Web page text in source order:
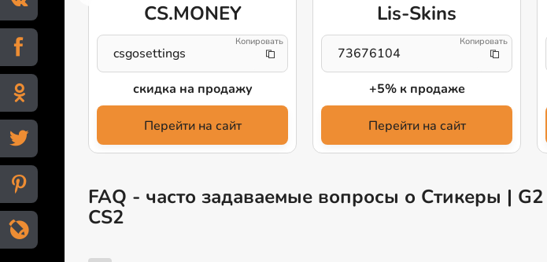
CS.MONEY
csgosettings
скидка на продажу
Перейти на сайт
Lis-Skins
73676104
+5% к продаже
Перейти на сайт
FAQ - часто задаваемые вопросы о Стикеры |
CS2